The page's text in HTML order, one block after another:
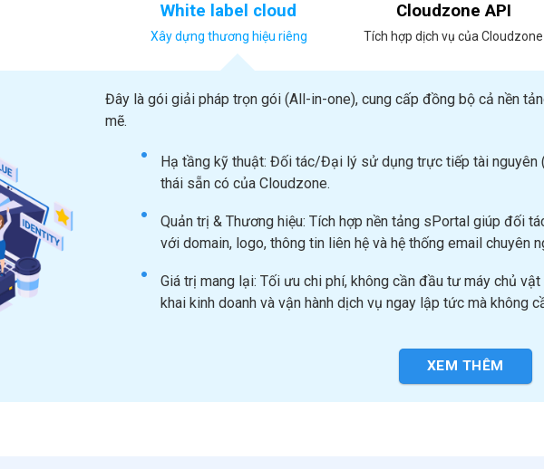
White label cloud
Xây dựng thương hiệu riêng
Cloudzone API
Tích hợp dịch vụ của Cloudzone
Đây là gói giải pháp trọn gói (All-in-one), cung cấp đồng bộ cả nền
mẽ.
Hạ tầng kỹ thuật: Đối tác/Đại lý sử dụng trực tiếp tài nguyên
thái sẵn có của Cloudzone.
Quản trị & Thương hiệu: Tích hợp nền tảng sPortal giúp đối
với domain, logo, thông tin liên hệ và hệ thống email chuyên
Giá trị mang lại: Tối ưu chi phí, không cần đầu tư máy chủ
khai kinh doanh và vận hành dịch vụ ngay lập tức mà không
XEM THÊM